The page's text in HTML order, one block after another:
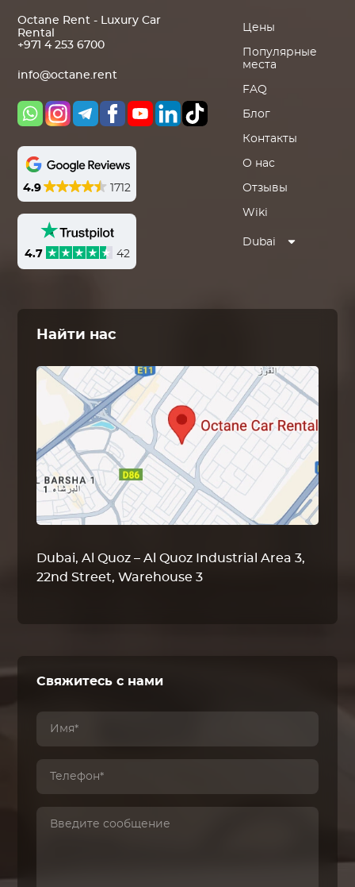
Octane Rent - Luxury Car
Rental
+971 4 253 6700
info@octane.rent
4.9 1712
4.7 42
Цены
Популярные
места
FAQ
Блог
Контакты
О нас
Отзывы
Wiki
Dubai
Найти нас
Dubai, Al Quoz – Al Quoz Industrial Area 3,
22nd Street, Warehouse 3
Свяжитесь с нами